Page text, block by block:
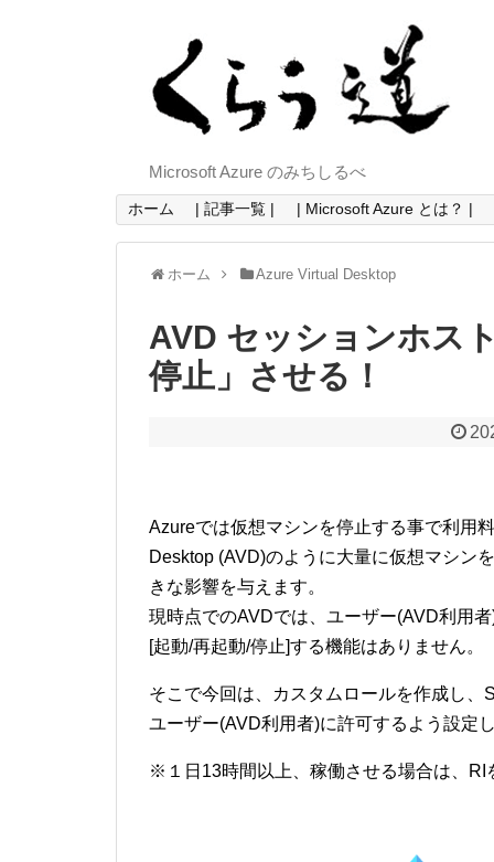
Microsoft Azure のみちしるべ
ホーム | 記事一覧 | | Microsoft Azure とは？ |
ホーム Azure Virtual Desktop
AVD セッションホス
停止」させる！
Azureでは仮想マシンを停止する事で利用
Desktop (AVD)のように大量に仮想マシン
きな影響を与えます。
現時点でのAVDでは、ユーザー(AVD利用
[起動/再起動/停止]する機能はありません。
そこで今回は、カスタムロールを作成し
ユーザー(AVD利用者)に許可するよう設定
※１日13時間以上、稼働させる場合は、